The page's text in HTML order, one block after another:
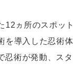
12ヵ所のスポッ
を導入した忍術
忍術が発動、ス